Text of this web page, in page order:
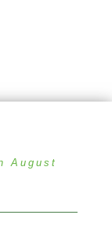
August